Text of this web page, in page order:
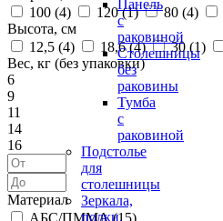
Панель
с
раковиной
Столешницы
без
раковины
Тумба
с
раковиной
Подстолье
для
столешницы
Зеркала,
полки,
100 (4) 120 (1) 80 (4)
Высота, см
12,5 (4) 18,6 (4) 30 (1)
Вес, кг (без упаковки)
6
9
11
14
16
Материал
АБС/ПММА (15)